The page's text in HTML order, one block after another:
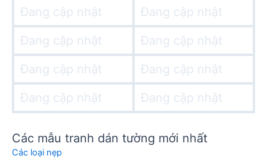
Đang cập nhật
Đang cập nhật
Đang cập nhật
Đang cập nhật
Đang cập nhật
Đang cập nhật
Đang cập nhật
Đang cập nhật
Các mẫu tranh dán tường mới nhất
Các loại nẹp